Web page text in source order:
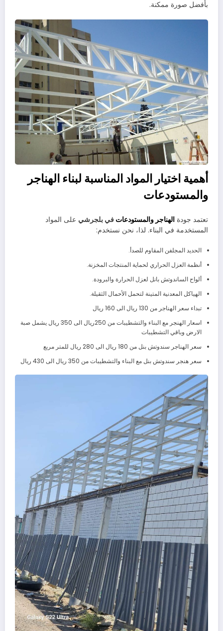
بأفضل صورة ممكنة.
أهمية اختيار المواد المناسبة لبناء الهناجر
والمستودعات
تعتمد جودة الهناجر والمستودعات في بلجرشي على المواد
المستخدمة في البناء. لذا، نحن نستخدم:
الحديد المجلفن المقاوم للصدأ.
أنظمة العزل الحراري لحماية المنتجات المخزنة.
ألواح الساندوتش بانل لعزل الحرارة والبرودة.
الهياكل المعدنية المتينة لتحمل الأحمال الثقيلة.
تبداء سعر الهناجر من 130 ريال الى 160 ريال
اسعار الهنجر مع البناء والتشطيبات من 250ريال الى 350 ريال يشمل صبة
الارض وباقي التشطيبات
سعر الهناجر سندوتش بنل من 180 ريال الى 280 ريال للمتر مربع
سعر هنجر سندوتش بنل مع البناء والتشطيبات من 350 ريال الى 430 ريال